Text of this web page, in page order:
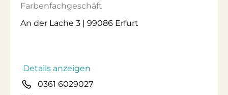
Farbenfachgeschäft
An der Lache 3 | 99086 Erfurt
Details anzeigen
0361 6029027